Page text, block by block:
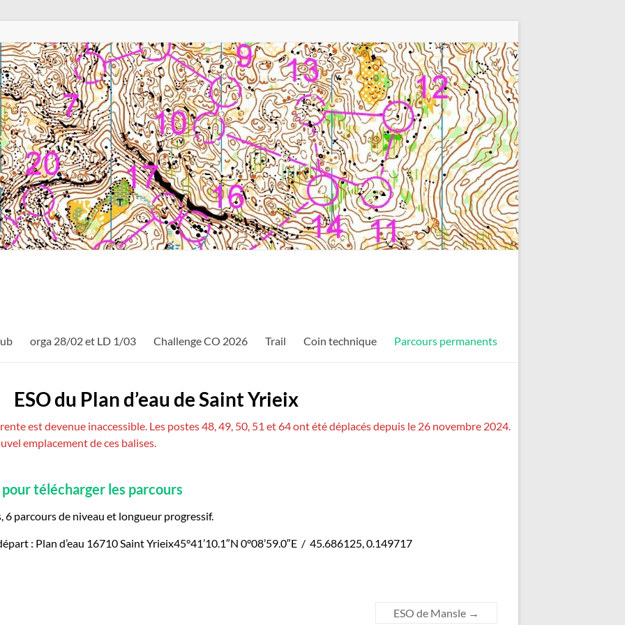
orga 28/02 et LD 1/03 Challenge CO 2026 Trail Coin technique Parcours permanents
ESO du Plan d’eau de Saint Yrieix
est devenue inaccessible. Les postes 48, 49, 50, 51 et 64 ont été déplacés depuis le 26 novembre 2024.
emplacement de ces balises.
télécharger les parcours
6 parcours de niveau et longueur progressif.
: Plan d’eau 16710 Saint Yrieix45°41’10.1″N 0°08’59.0″E / 45.686125, 0.149717
ESO de Mansle →